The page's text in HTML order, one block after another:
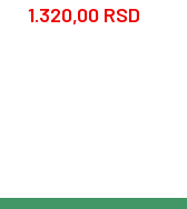
1.320,00 RSD